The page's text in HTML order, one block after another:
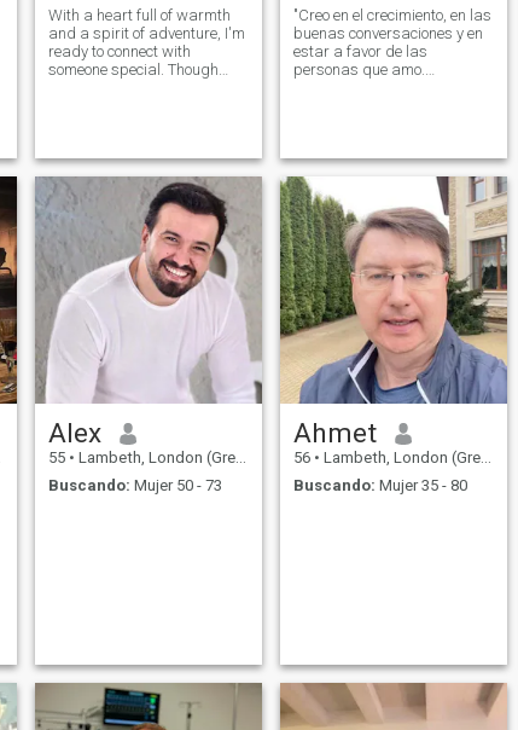
With a heart full of warmth
and a spirit of adventure, I'm
ready to connect with
someone special. Though
someone who resonates with
my energy.
"Creo en el crecimiento, en las
buenas conversaciones y en
estar a favor de las
personas que amo.
Alex
55 • Lambeth, London (Greater), Reino Unido
Buscando: Mujer 50 - 73
Ahmet
56 • Lambeth, London (Greater), Reino Unido
Buscando: Mujer 35 - 80